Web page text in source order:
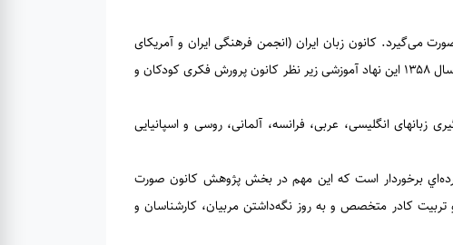
می‌گیرد. کانون زبان ایران (انجمن فرهنگی ایران و آمریکای
سابق) از سال ۱۳۰۴ در تهران آغاز به کار کرده است و پس از انقلاب اسلامی و از سال ۱۳۵۸ این نهاد آموزشی زیر نظر کانون پرورش فکری کودکان و
انگلیسی، عربی، فرانسه، آلمانی، روسی و اسپانیایی
برخوردار است كه اين مهم در بخش پژوهش كانون صورت
کادر متخصص و به روز نگه‌داشتن مربیان، کارشناسان و